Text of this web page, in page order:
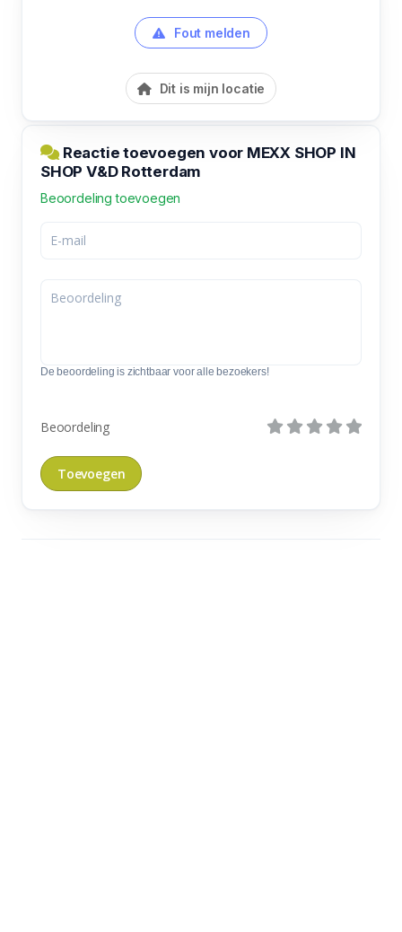
Fout melden
Dit is mijn locatie
Reactie toevoegen voor MEXX SHOP IN
SHOP V&D Rotterdam
Beoordeling toevoegen
De beoordeling is zichtbaar voor alle bezoekers!
Beoordeling